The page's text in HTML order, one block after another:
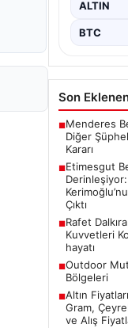
Ankara
ALTIN
BTC
Son
■Menderes
Diğer
Kararı
■Etimesgut
Derinleşiyor:
Çıktı
■Rafet
Kuvvetleri
hayatı
■Outdoor
Bölgeleri
■Altın
Gram,
ve Alış